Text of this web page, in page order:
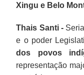
Xingu e Belo
Thais Santi -Seria
e o poder
dos povos
representação